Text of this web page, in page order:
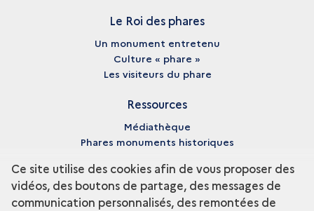
Le Roi des phares
Un monument entretenu
Culture « phare »
Les visiteurs du phare
Ressources
Médiathèque
Phares monuments historiques
Archives numériques
À propos
Ce site utilise des cookies afin de vous proposer des
vidéos, des boutons de partage, des messages de
communication personnalisés, des remontées de